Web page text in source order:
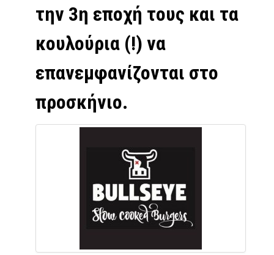
την 3η εποχή τους και τα
κουλούρια (!) να
επανεμφανίζονται στο
προσκήνιο.